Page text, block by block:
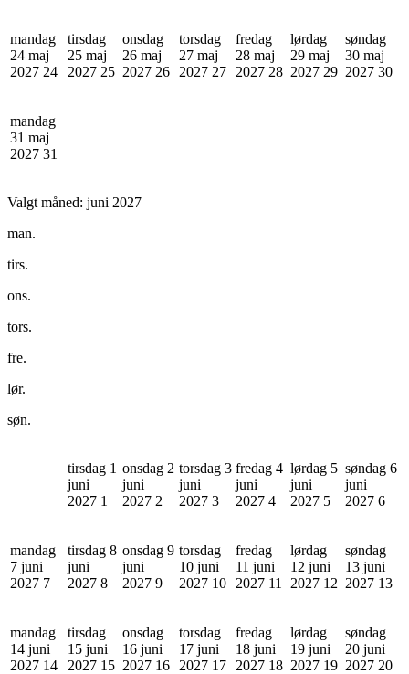
mandag
24 maj
2027 24
tirsdag
25 maj
2027 25
onsdag
26 maj
2027 26
torsdag
27 maj
2027 27
fredag
28 maj
2027 28
lørdag
29 maj
2027 29
søndag
30 maj
2027 30
mandag
31 maj
2027 31
Valgt måned: juni 2027
man.
tirs.
ons.
tors.
fre.
lør.
søn.
tirsdag 1
juni
2027 1
onsdag 2
juni
2027 2
torsdag 3
juni
2027 3
fredag 4
juni
2027 4
lørdag 5
juni
2027 5
søndag 6
juni
2027 6
mandag
7 juni
2027 7
tirsdag 8
juni
2027 8
onsdag 9
juni
2027 9
torsdag
10 juni
2027 10
fredag
11 juni
2027 11
lørdag
12 juni
2027 12
søndag
13 juni
2027 13
mandag
14 juni
2027 14
tirsdag
15 juni
2027 15
onsdag
16 juni
2027 16
torsdag
17 juni
2027 17
fredag
18 juni
2027 18
lørdag
19 juni
2027 19
søndag
20 juni
2027 20